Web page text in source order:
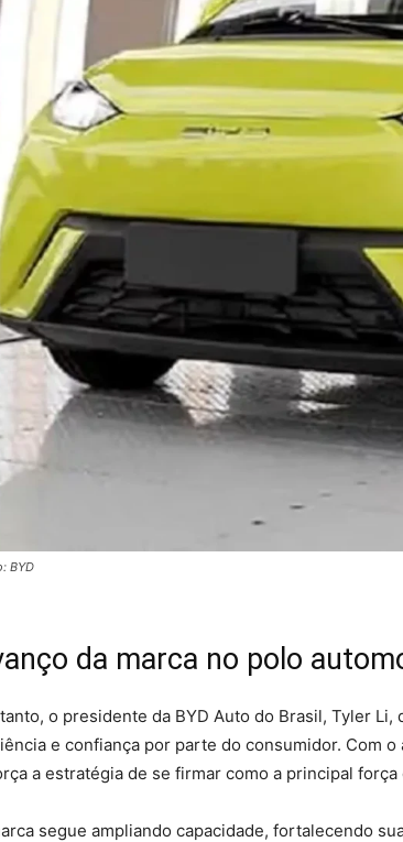
BYD
da marca no polo
o presidente da BYD Auto do Brasil, Tyler
e confiança por parte do consumidor. Com
a estratégia de se firmar como a principal
segue ampliando capacidade, fortalecendo